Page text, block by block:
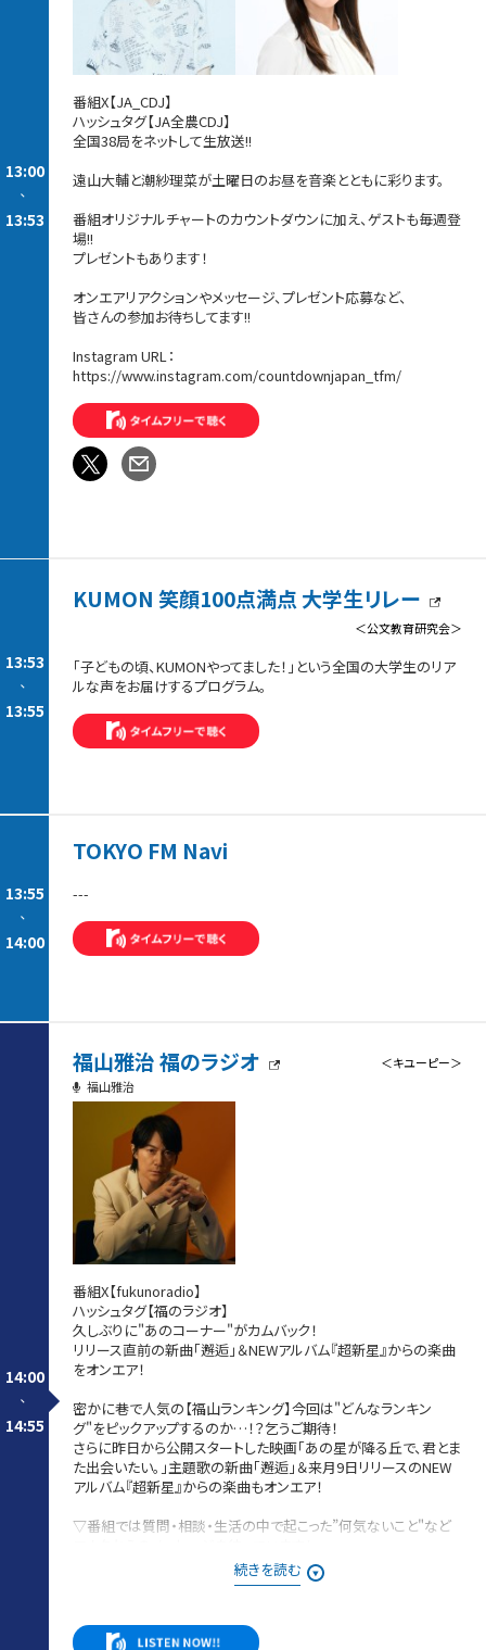
13:00
-
13:53
番組X【JA_CDJ】
ハッシュタグ【JA全農CDJ】
全国38局をネットして生放送!!
遠山大輔と潮紗理菜が土曜日のお昼を音楽とともに彩ります。
番組オリジナルチャートのカウントダウンに加え、ゲストも毎週登
場!!
プレゼントもあります！
オンエアリアクションやメッセージ、プレゼント応募など、
皆さんの参加お待ちしてます!!
Instagram URL：
https://www.instagram.com/countdownjapan_tfm/
13:53
-
13:55
KUMON 笑顔100点満点 大学生リレー
＜公文教育研究会＞
「子どもの頃、KUMONやってました！」という全国の大学生のリア
ルな声をお届けするプログラム。
13:55
-
14:00
TOKYO FM Navi
---
14:00
-
14:55
福山雅治 福のラジオ
＜キユーピー＞
福山雅治
番組X【fukunoradio】
ハッシュタグ【福のラジオ】
久しぶりに"あのコーナー"がカムバック！
リリース直前の新曲「邂逅」＆NEWアルバム『超新星』からの楽曲
をオンエア！
密かに巷で人気の【福山ランキング】今回は"どんなランキン
グ"をピックアップするのか…！？乞うご期待！
さらに昨日から公開スタートした映画「あの星が降る丘で、君とま
た出会いたい。」主題歌の新曲「邂逅」＆来月9日リリースのNEW
アルバム『超新星』からの楽曲もオンエア！
▽番組では質問・相談・生活の中で起こった”何気ないこと"など
詳しくは番組HP&公式LINEから！続きを読む